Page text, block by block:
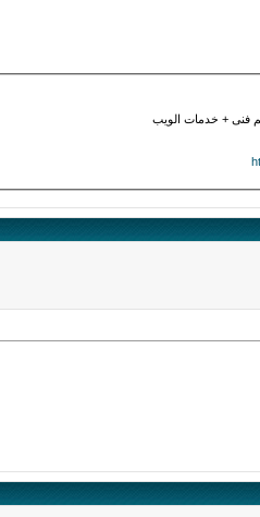
فنى + خدمات الويب